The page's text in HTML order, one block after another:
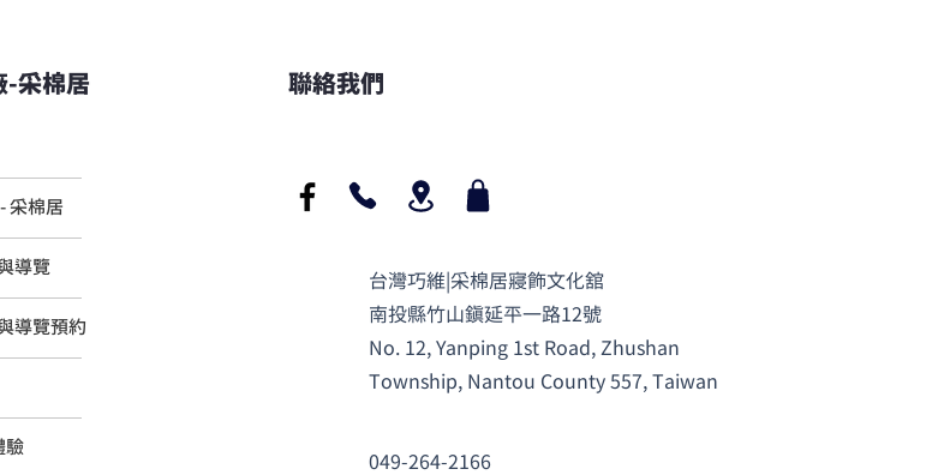
-采棉居
采棉居
導覽
導覽預約
驗
聯絡我們
台灣巧維|采棉居寢飾文化舘
南投縣竹山鎮延平一路12號
No. 12, Yanping 1st Road, Zhushan
Township, Nantou County 557, Taiwan
049-264-2166